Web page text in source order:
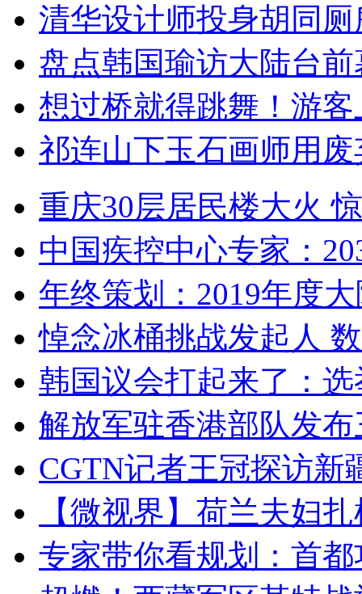
清华设计师投身胡同
盘点韩国瑜访大陆台
想过桥就得跳舞！游客
祁连山下玉石画师用
重庆30层居民楼大火
中国疾控中心专家：
年终策划：2019年度
悼念冰桶挑战发起人
韩国议会打起来了：
解放军驻香港部队发
CGTN记者王冠探访新
【微视界】荷兰夫妇
专家带你看规划：首